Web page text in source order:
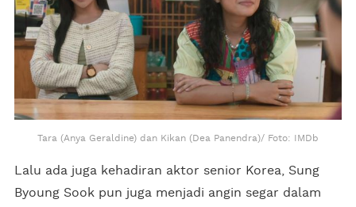
Tara (Anya Geraldine) dan Kikan (Dea Panendra)/ Foto: IMDb
Lalu ada juga kehadiran aktor senior Korea, Sung
Byoung Sook pun juga menjadi angin segar dalam